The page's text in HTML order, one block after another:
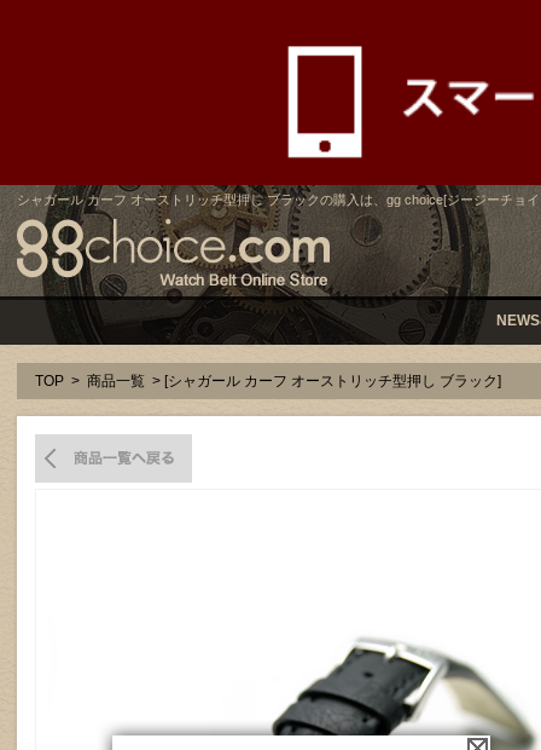
シャガール カーフ オーストリッチ型押し ブラックの購入は、gg choice[ジージーチョ
TOP > 商品一覧 > [シャガール カーフ オーストリッチ型押し ブラック]